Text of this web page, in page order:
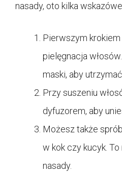
nasady, oto kilka
Pierwszym
pielęgnacja
maski, aby
Przy suszeniu
dyfuzorem, aby
Możesz także
w kok czy kucyk.
nasady.